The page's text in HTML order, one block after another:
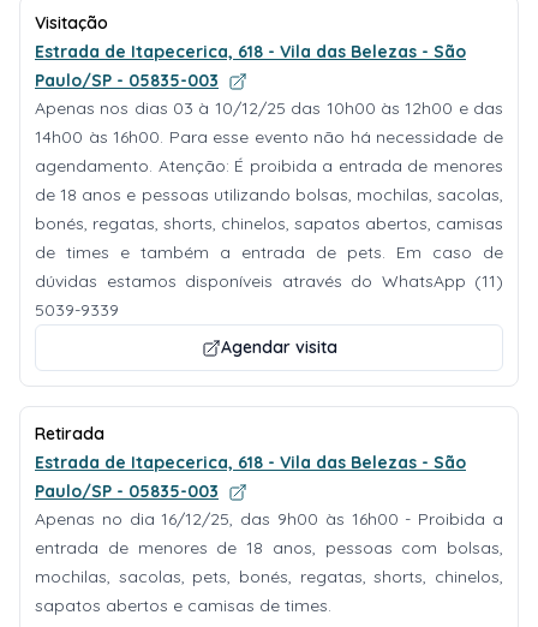
Visitação
Estrada de Itapecerica, 618 - Vila das Belezas - São
Paulo/SP - 05835-003
Apenas nos dias 03 à 10/12/25 das 10h00 às 12h00 e das
14h00 às 16h00. Para esse evento não há necessidade de
agendamento. Atenção: É proibida a entrada de menores
de 18 anos e pessoas utilizando bolsas, mochilas, sacolas,
bonés, regatas, shorts, chinelos, sapatos abertos, camisas
de times e também a entrada de pets. Em caso de
dúvidas estamos disponíveis através do WhatsApp (11)
5039-9339
Agendar visita
Retirada
Estrada de Itapecerica, 618 - Vila das Belezas - São
Paulo/SP - 05835-003
Apenas no dia 16/12/25, das 9h00 às 16h00 - Proibida a
entrada de menores de 18 anos, pessoas com bolsas,
mochilas, sacolas, pets, bonés, regatas, shorts, chinelos,
sapatos abertos e camisas de times.